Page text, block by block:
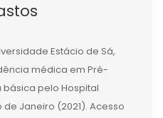
Estácio de Sá,
médica em Pré-
pelo Hospital
de Janeiro (2021). Acesso